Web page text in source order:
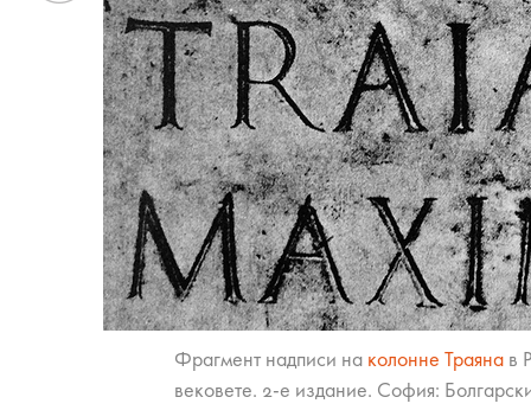
Фраг­мент над­пи­си на ко­лон­не Тра­я­на в
ве­ко­ве­те. 2-е из­да­ние. Со­фия: